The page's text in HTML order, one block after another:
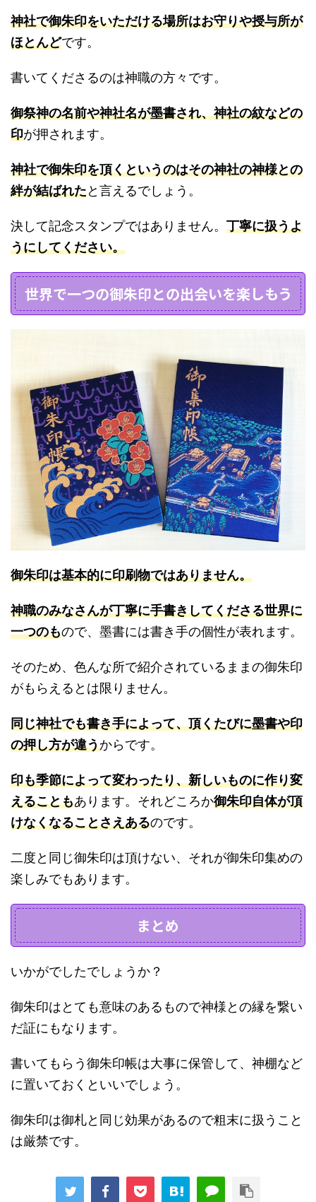
神社で御朱印をいただける場所はお守りや授与所が
ほとんどです。
書いてくださるのは神職の方々です。
御祭神の名前や神社名が墨書され、神社の紋などの
印が押されます。
神社で御朱印を頂くというのはその神社の神様との
絆が結ばれたと言えるでしょう。
決して記念スタンプではありません。 丁寧に扱うよ
うにしてください。
世界で一つの御朱印との出会いを楽しもう
御朱印は基本的に印刷物ではありません。
神職のみなさんが丁寧に手書きしてくださる世界に
一つのもので、墨書には書き手の個性が表れます。
そのため、色んな所で紹介されているままの御朱印
がもらえるとは限りません。
同じ神社でも書き手によって、頂くたびに墨書や印
の押し方が違うからです。
印も季節によって変わったり、新しいものに作り変
えることもあります。それどころか御朱印自体が頂
けなくなることさえあるのです。
二度と同じ御朱印は頂けない、それが御朱印集めの
楽しみでもあります。
まとめ
いかがでしたでしょうか？
御朱印はとても意味のあるもので神様との縁を繋い
だ証にもなります。
書いてもらう御朱印帳は大事に保管して、神棚など
に置いておくといいでしょう。
御朱印は御札と同じ効果があるので粗末に扱うこと
は厳禁です。